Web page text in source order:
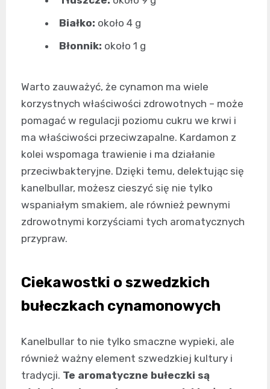
Białko: około 4 g
Błonnik: około 1 g
Warto zauważyć, że cynamon ma wiele
korzystnych właściwości zdrowotnych – może
pomagać w regulacji poziomu cukru we krwi i
ma właściwości przeciwzapalne. Kardamon z
kolei wspomaga trawienie i ma działanie
przeciwbakteryjne. Dzięki temu, delektując się
kanelbullar, możesz cieszyć się nie tylko
wspaniałym smakiem, ale również pewnymi
zdrowotnymi korzyściami tych aromatycznych
przypraw.
Ciekawostki o szwedzkich
bułeczkach cynamonowych
Kanelbullar to nie tylko smaczne wypieki, ale
również ważny element szwedzkiej kultury i
tradycji. Te aromatyczne bułeczki są